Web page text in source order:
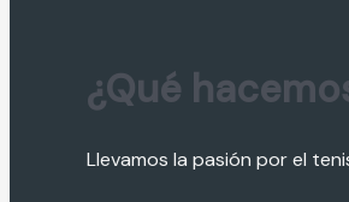
¿Qué
Llevamos la pasión por el